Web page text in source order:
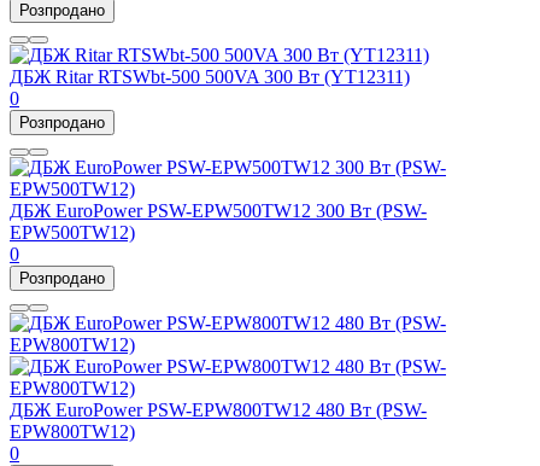
Розпродано
ДБЖ Ritar RTSWbt-500 500VA 300 Вт (YT12311)
0
Розпродано
ДБЖ EuroPower PSW-EPW500TW12 300 Вт (PSW-
EPW500TW12)
0
Розпродано
ДБЖ EuroPower PSW-EPW800TW12 480 Вт (PSW-
EPW800TW12)
0